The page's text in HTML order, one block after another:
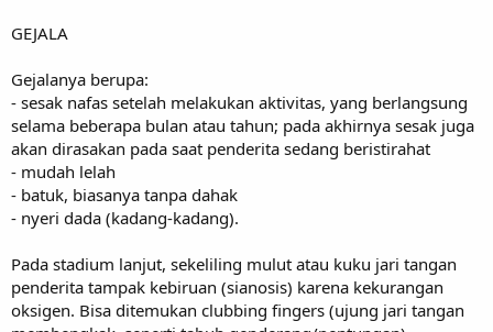
GEJALA
Gejalanya berupa:
- sesak nafas setelah melakukan aktivitas, yang berlangsung
selama beberapa bulan atau tahun; pada akhirnya sesak juga
akan dirasakan pada saat penderita sedang beristirahat
- mudah lelah
- batuk, biasanya tanpa dahak
- nyeri dada (kadang-kadang).
Pada stadium lanjut, sekeliling mulut atau kuku jari tangan
penderita tampak kebiruan (sianosis) karena kekurangan
oksigen. Bisa ditemukan clubbing fingers (ujung jari tangan